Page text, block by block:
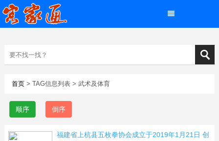
首页> TAG信息列表 > 武术及体育
顺序 倒序
福建省上杭县五枚拳协会成立于2019年1月21日 创